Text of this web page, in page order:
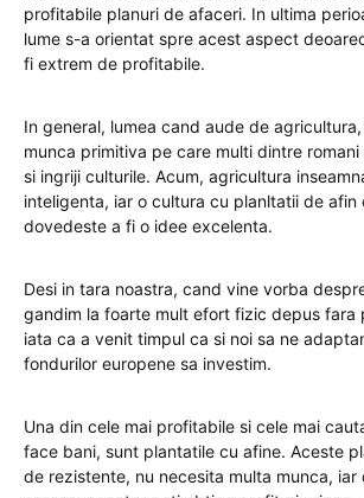
profitabile planuri de afaceri. In ultima
lume s-a orientat spre acest aspect
fi extrem de profitabile.
In general, lumea cand aude de
munca primitiva pe care multi dintre
si ingriji culturile. Acum, agricultura
inteligenta, iar o cultura cu planltatii de afin
dovedeste a fi o idee excelenta.
Desi in tara noastra, cand vine vorba
gandim la foarte mult efort fizic depus fara
iata ca a venit timpul ca si noi sa ne
fondurilor europene sa investim.
Una din cele mai profitabile si cele mai
face bani, sunt plantatile cu afine. Aceste
de rezistente, nu necesita multa munca,